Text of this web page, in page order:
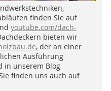
finden Sie auf
youtube.com/dach-
bieten wir
, der an einer
Ausführung
in unserem Blog
finden uns auch auf